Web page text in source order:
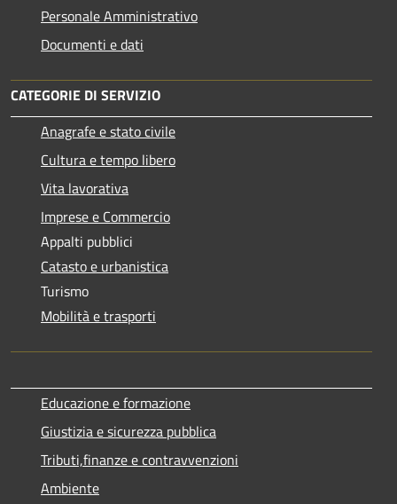
Personale Amministrativo
Documenti e dati
CATEGORIE DI SERVIZIO
Anagrafe e stato civile
Cultura e tempo libero
Vita lavorativa
Imprese e Commercio
Appalti pubblici
Catasto e urbanistica
Turismo
Mobilità e trasporti
Educazione e formazione
Giustizia e sicurezza pubblica
Tributi,finanze e contravvenzioni
Ambiente